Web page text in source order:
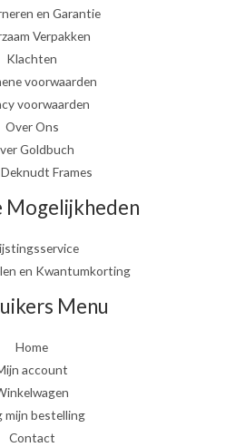
en Garantie
Verpakken
Klachten
voorwaarden
voorwaarden
Over Ons
Goldbuch
Frames
Mogelijkheden
en Kwantumkorting
Menu
Home
account
mijn bestelling
Contact